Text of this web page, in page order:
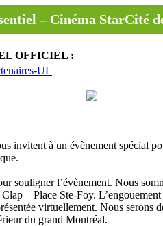
– Cinéma StarCité
OFFICIEL :
invitent à un évènement spécial
l’évènement. Nous
– Place Ste-Foy.
virtuellement. Nous
du grand Montréal.